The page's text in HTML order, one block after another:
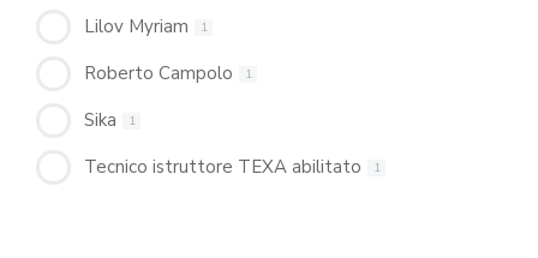
Lilov Myriam 1
Roberto Campolo 1
Sika 1
Tecnico istruttore TEXA abilitato 1